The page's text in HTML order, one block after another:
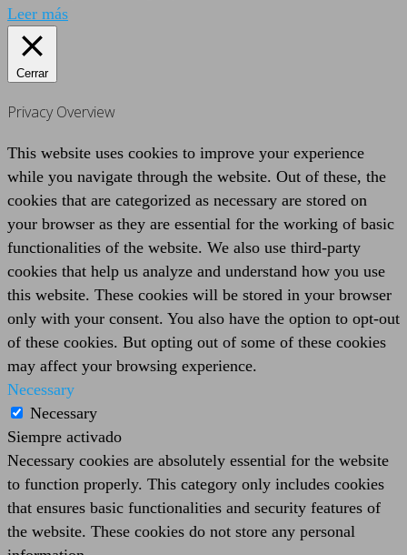
Leer más
Cerrar
Privacy Overview
This website uses cookies to improve your experience
while you navigate through the website. Out of these, the
cookies that are categorized as necessary are stored on
your browser as they are essential for the working of basic
functionalities of the website. We also use third-party
cookies that help us analyze and understand how you use
this website. These cookies will be stored in your browser
only with your consent. You also have the option to opt-out
of these cookies. But opting out of some of these cookies
may affect your browsing experience.
Necessary
Necessary
Siempre activado
Necessary cookies are absolutely essential for the website
to function properly. This category only includes cookies
that ensures basic functionalities and security features of
the website. These cookies do not store any personal